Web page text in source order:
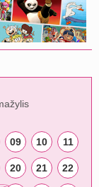
09 10 11
20 21 22